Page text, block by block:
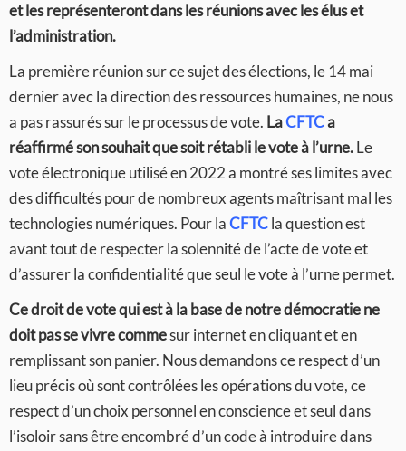
et les représenteront dans les réunions avec les élus et
l’administration.
La première réunion sur ce sujet des élections, le 14 mai
dernier avec la direction des ressources humaines, ne nous
a pas rassurés sur le processus de vote. LaCFTCa
réaffirmé son souhait que soit rétabli le vote à l’urne.Le
vote électronique utilisé en 2022 a montré ses limites avec
des difficultés pour de nombreux agents maîtrisant mal les
technologies numériques. Pour laCFTCla question est
avant tout de respecter la solennité de l’acte de vote et
d’assurer la confidentialité que seul le vote à l’urne permet.
Ce droit de vote qui est à la base de notre démocratie ne
doit pas se vivre commesur internet en cliquant et en
remplissant son panier. Nous demandons ce respect d’un
lieu précis où sont contrôlées les opérations du vote, ce
respect d’un choix personnel en conscience et seul dans
l’isoloir sans être encombré d’un code à introduire dans